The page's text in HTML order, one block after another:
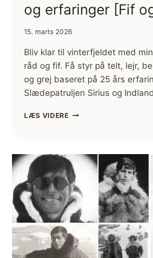
og erfaringer [Fif
15. marts 2026
Bliv klar til vinterfjeldet med
råd og fif. Få styr på telt, lejr,
og grej baseret på 25 års
Slædepatruljen Sirius og
LÆS VIDEREVINTERTUR:
OG
ERFARINGER [FIF
OG
RÅD]